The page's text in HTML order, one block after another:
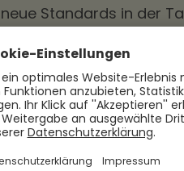
Standards in der
und die Transparenz
zählen mittlerweile
ist steigend.